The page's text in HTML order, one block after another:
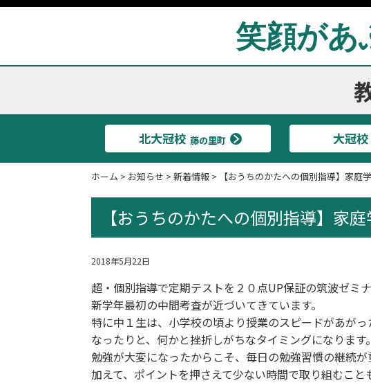
笑顔があ
北大冠校 藤の里町 大冠校
ホーム > お知らせ > 新着情報 > 【おうちのかたへの個別指導】家庭
【おうちのかたへの個別指導】家
2018年5月22日
超・個別指導で定期テストを２０点UP保証の筑波ゼミ
新学年最初の中間考査が近づいてきています。
特に中１生は、小学校の頃より授業のスピードがあが
なったりと、何かと挫折しがちなタイミングになります。
勉強が大変になったからこそ、毎日の勉強習慣の継続が
加えて、ポイントを押さえて少ない時間で取り組むこと